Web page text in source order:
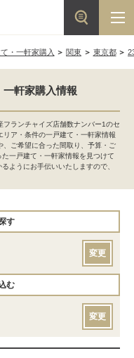
・一軒家購入 関東 東京都
軒家購入情報
ランチャイズ店舗数ナンバー1のセ
ア・条件の一戸建て・一軒家情報
ご希望に合った間取り、予算・ご
一戸建て・一軒家情報を見つけて
ようにお手伝いいたしますので、
す
変更
む
変更